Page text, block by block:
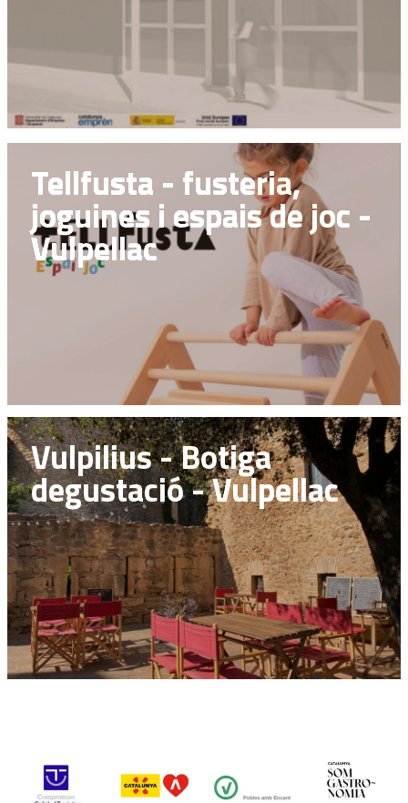
Tellfusta - fusteria,
joguines i espais de joc -
Vulpellac
Vulpilius - Botiga
degustació - Vulpellac